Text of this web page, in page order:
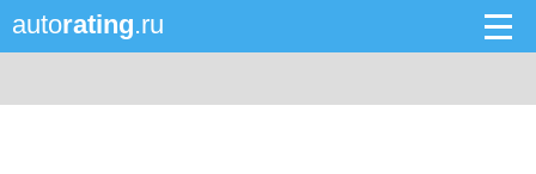
autorating.ru